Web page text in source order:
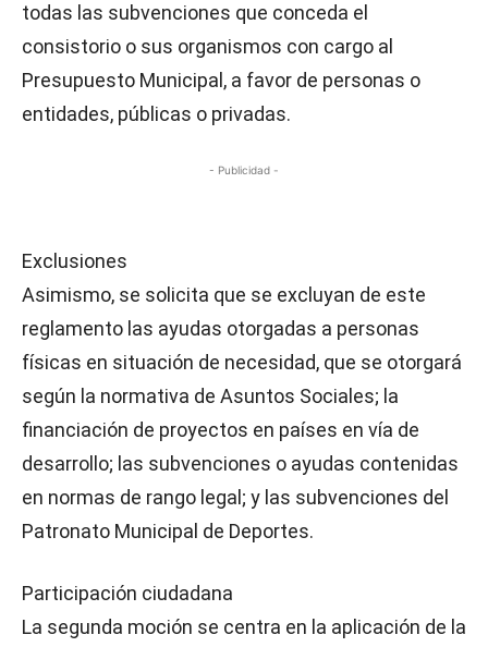
todas las subvenciones que conceda el
consistorio o sus organismos con cargo al
Presupuesto Municipal, a favor de personas o
entidades, públicas o privadas.
- Publicidad -
Exclusiones
Asimismo, se solicita que se excluyan de este
reglamento las ayudas otorgadas a personas
físicas en situación de necesidad, que se otorgará
según la normativa de Asuntos Sociales; la
financiación de proyectos en países en vía de
desarrollo; las subvenciones o ayudas contenidas
en normas de rango legal; y las subvenciones del
Patronato Municipal de Deportes.
Participación ciudadana
La segunda moción se centra en la aplicación de la